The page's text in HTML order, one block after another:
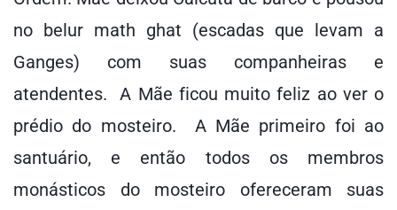
no belur math ghat (escadas que levam a
Ganges) com suas companheiras e
atendentes. A Mãe ficou muito feliz ao ver o
prédio do mosteiro. A Mãe primeiro foi ao
santuário, e então todos os membros
monásticos do mosteiro ofereceram suas